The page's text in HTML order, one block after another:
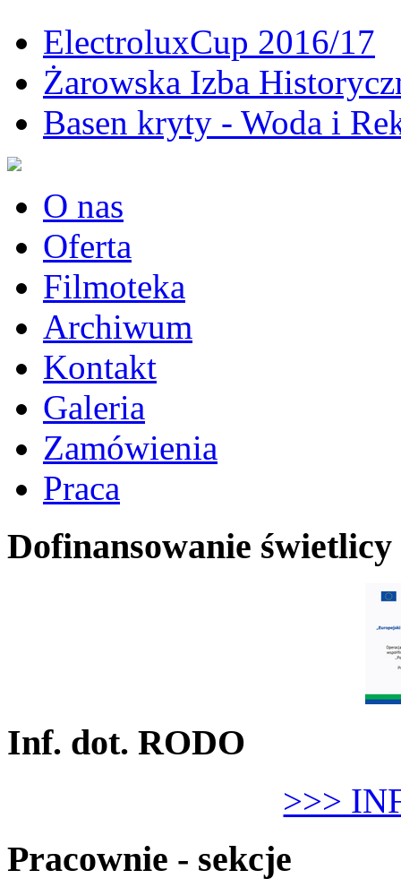
ElectroluxCup 2016/17
Żarowska Izba
Basen kryty - Woda i
O nas
Oferta
Filmoteka
Archiwum
Kontakt
Galeria
Zamówienia
Praca
Dofinansowanie świetlicy
Inf. dot. RODO
>>>
Pracownie - sekcje